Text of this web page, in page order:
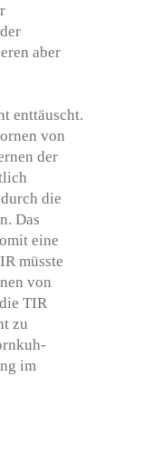
aber
enttäuscht.
von
der
die
Das
eine
müsste
von
TIR
zu
im